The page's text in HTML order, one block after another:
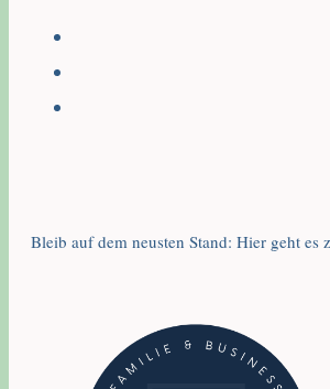
Bleib auf dem neusten Stand: Hier geht es